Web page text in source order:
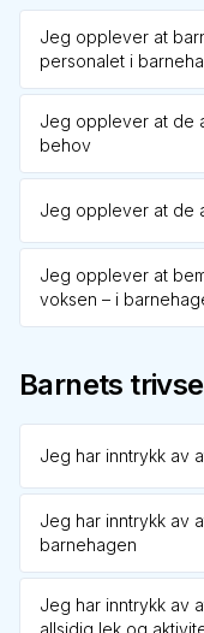
Jeg opplever at
personalet i
Jeg opplever at de
behov
Jeg opplever at de
Jeg opplever at
voksen – i
Barnets
Jeg har inntrykk av
Jeg har inntrykk av
barnehagen
Jeg har inntrykk av
allsidig lek og